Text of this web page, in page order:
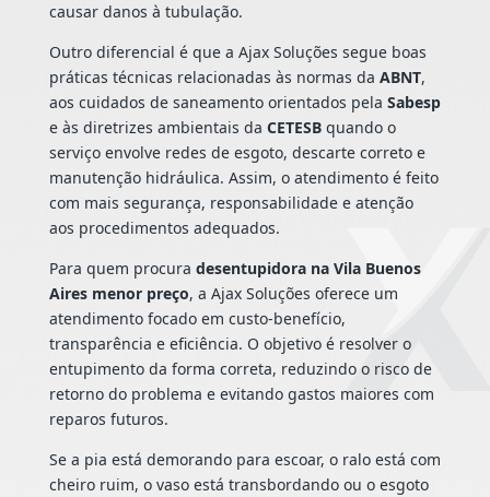
causar danos à tubulação.
Outro diferencial é que a Ajax Soluções segue boas
práticas técnicas relacionadas às normas da ABNT,
aos cuidados de saneamento orientados pela Sabesp
e às diretrizes ambientais da CETESBquando o
serviço envolve redes de esgoto, descarte correto e
manutenção hidráulica. Assim, o atendimento é feito
com mais segurança, responsabilidade e atenção
aos procedimentos adequados.
Para quem procura desentupidora na Vila Buenos
Aires menor preço, a Ajax Soluções oferece um
atendimento focado em custo-benefício,
transparência e eficiência. O objetivo é resolver o
entupimento da forma correta, reduzindo o risco de
retorno do problema e evitando gastos maiores com
reparos futuros.
Se a pia está demorando para escoar, o ralo está com
cheiro ruim, o vaso está transbordando ou o esgoto